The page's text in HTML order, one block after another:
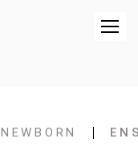
NEWBORN